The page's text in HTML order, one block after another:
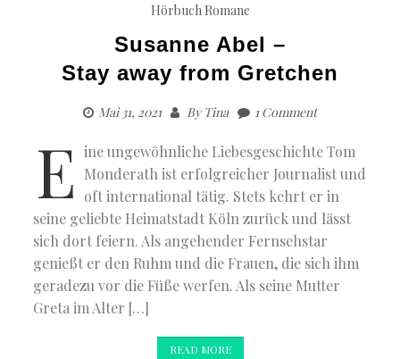
Hörbuch Romane
Susanne Abel –
Stay away from Gretchen
Mai 31, 2021 ByTina 1 Comment
E ine ungewöhnliche Liebesgeschichte Tom
Monderath ist erfolgreicher Journalist und
oft international tätig. Stets kehrt er in
seine geliebte Heimatstadt Köln zurück und lässt
sich dort feiern. Als angehender Fernsehstar
genießt er den Ruhm und die Frauen, die sich ihm
geradezu vor die Füße werfen. Als seine Mutter
Greta im Alter […]
READ MORE